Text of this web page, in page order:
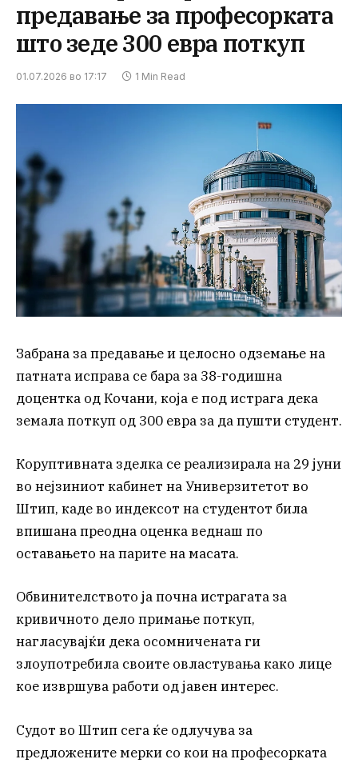
предавање за професорката
што зеде 300 евра поткуп
01.07.2026 во 17:17 1 Min Read
Забрана за предавање и целосно одземање на
патната исправа се бара за 38-годишна
доцентка од Кочани, која е под истрага дека
земала поткуп од 300 евра за да пушти студент.
Коруптивната зделка се реализирала на 29 јуни
во нејзиниот кабинет на Универзитетот во
Штип, каде во индексот на студентот била
впишана преодна оценка веднаш по
оставањето на парите на масата.
Обвинителството ја почна истрагата за
кривичното дело примање поткуп,
нагласувајќи дека осомничената ги
злоупотребила своите овластувања како лице
кое извршува работи од јавен интерес.
Судот во Штип сега ќе одлучува за
предложените мерки со кои на професорката